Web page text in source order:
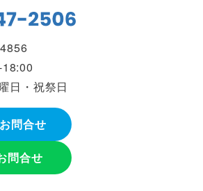
日・祝祭日
問合せ
問合せ